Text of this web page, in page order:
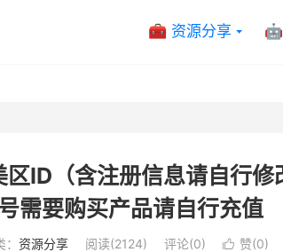
🧰 资源分享
ID（含注册信息请自行修
需要购买产品请自行充值
资源分享 阅读(2124) 评论(0)  赞(0)